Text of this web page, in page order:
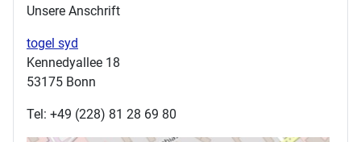
Unsere Anschrift
togel syd
Kennedyallee 18
53175 Bonn
Tel: +49 (228) 81 28 69 80